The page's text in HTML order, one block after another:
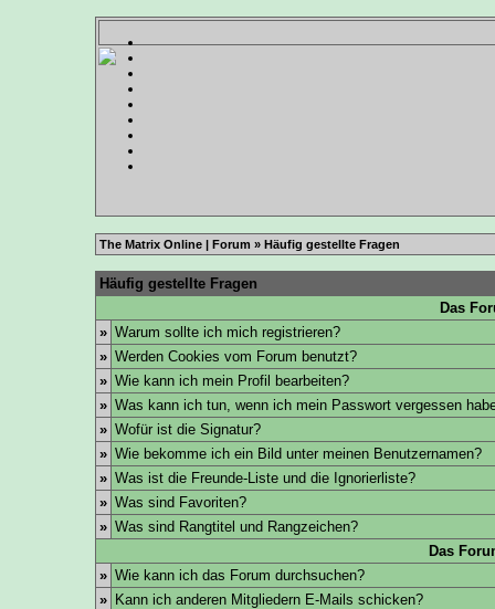
The Matrix Online | Forum » Häufig gestellte Fragen
Häufig gestellte Fragen
Das
» Warum sollte ich mich registrieren?
» Werden Cookies vom Forum benutzt?
» Wie kann ich mein Profil bearbeiten?
» Was kann ich tun, wenn ich mein Passwort vergessen
» Wofür ist die Signatur?
» Wie bekomme ich ein Bild unter meinen Benutzernamen?
» Was ist die Freunde-Liste und die Ignorierliste?
» Was sind Favoriten?
» Was sind Rangtitel und Rangzeichen?
Das
» Wie kann ich das Forum durchsuchen?
» Kann ich anderen Mitgliedern E-Mails schicken?